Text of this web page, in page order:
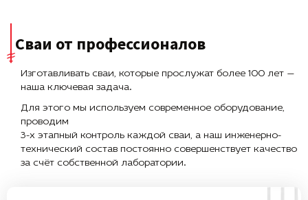
Сваи от профессионалов
Изготавливать сваи, которые прослужат более 100 лет —
наша ключевая задача.
Для этого мы используем современное оборудование,
проводим
3-х этапный контроль каждой сваи, а наш инженерно-
технический состав постоянно совершенствует качество
за счёт собственной лаборатории.